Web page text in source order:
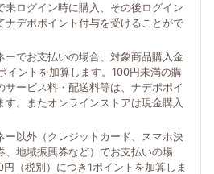
未ログイン時に購入、その後ログイン
ナデポポイント付与を受けることがで
ーでお支払いの場合、対象商品購入金
イントを加算します。100円未満の購
サービス料・配送料等は、ナデポポイ
す。またオンラインストアは現金購入
ー以外（クレジットカード、スマホ決
、地域振興券など）でお支払いの場
（税別）につき1ポイントを加算しま